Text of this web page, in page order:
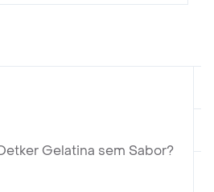
Gelatina sem Sabor?